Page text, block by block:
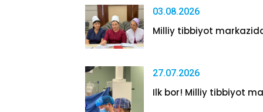
03.08.2026
Milliy tibbiyot
27.07.2026
Ilk bor! Milliy tibbiyot